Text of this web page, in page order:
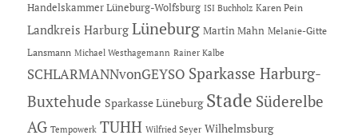
Handelskammer Lüneburg-Wolfsburg ISI Buchholz Karen Pein
Landkreis Harburg Lüneburg Martin Mahn Melanie-Gitte
Lansmann Michael Westhagemann Rainer Kalbe
SCHLARMANNvonGEYSO Sparkasse Harburg-
Buxtehude Sparkasse Lüneburg Stade Süderelbe
AG Tempowerk TUHH Wilfried Seyer Wilhelmsburg